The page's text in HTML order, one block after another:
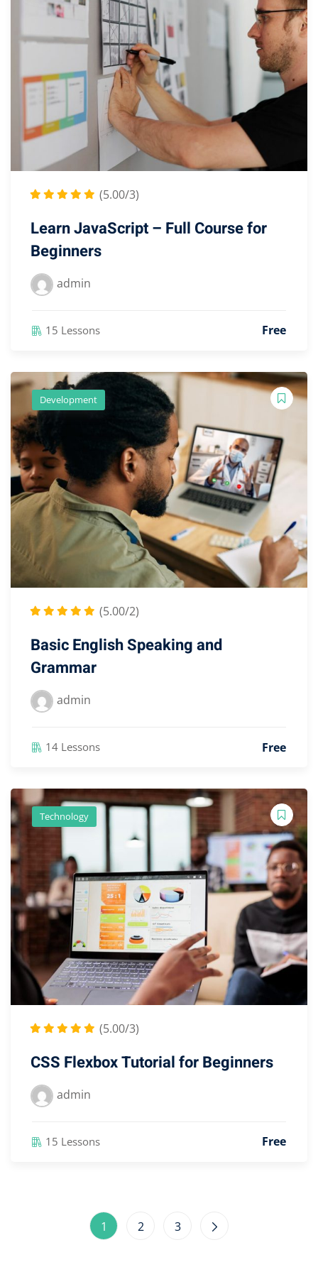
(5.00/3)
Learn JavaScript – Full Course for
Beginners
admin
15 Lessons Free
Development
(5.00/2)
Basic English Speaking and
Grammar
admin
14 Lessons Free
Technology
(5.00/3)
CSS Flexbox Tutorial for Beginners
admin
15 Lessons Free
1 2 3